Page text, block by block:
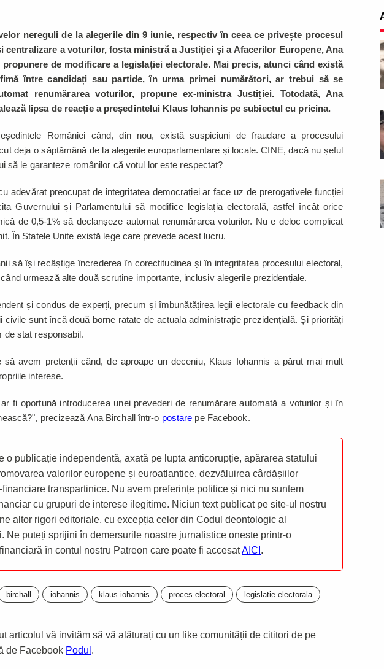
nereguli de la alegerile din 9 iunie, respectiv în ceea ce privește procesul
centralizare a voturilor, fosta ministră a Justiției și a Afacerilor Europene, Ana
de modificare a legislației electorale. Mai precis, atunci când există
între candidați sau partide, în urma primei numărători, ar trebui să se
renumărarea voturilor, propune ex-ministra Justiției. Totodată, Ana
lipsa de reacție a președintelui Klaus Iohannis pe subiectul cu pricina.
României când, din nou, există suspiciuni de fraudare a procesului
deja o săptămână de la alegerile europarlamentare și locale. CINE, dacă nu șeful
să le garanteze românilor că votul lor este respectat?
adevărat preocupat de integritatea democrației ar face uz de prerogativele funcției
Guvernului și Parlamentului să modifice legislația electorală, astfel încât orice
de 0,5-1% să declanșeze automat renumărarea voturilor. Nu e deloc complicat
În Statele Unite există lege care prevede acest lucru.
să își recâștige încrederea în corectitudinea și în integritatea procesului electoral,
urmează alte două scrutine importante, inclusiv alegerile prezidențiale.
și condus de experți, precum și îmbunătățirea legii electorale cu feedback din
civile sunt încă două borne ratate de actuala administrație prezidențială. Și priorități
de stat responsabil.
să avem pretenții când, de aproape un deceniu, Klaus Iohannis a părut mai mult
interese.
fi oportună introducerea unei prevederi de renumărare automată a voturilor și în
precizează Ana Birchall într-o postare pe Facebook.
o publicație independentă, axată pe lupta anticorupție, apărarea statului
valorilor europene și euroatlantice, dezvăluirea cârdășiilor
transpartinice. Nu avem preferințe politice și nici nu suntem
cu grupuri de interese ilegitime. Niciun text publicat pe site-ul nostru
altor rigori editoriale, cu excepția celor din Codul deontologic al
Ne puteți sprijini în demersurile noastre jurnalistice oneste printr-o
în contul nostru Patreon care poate fi accesatAICI .
birchall iohannis klaus iohannis proces electoral legislatie electorala
articolul vă invităm să vă alăturați cu un like comunității de cititori de pe
de Facebook Podul .